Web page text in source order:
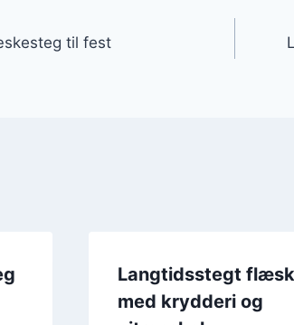
til fest
Langtidsstegt
med krydderi og